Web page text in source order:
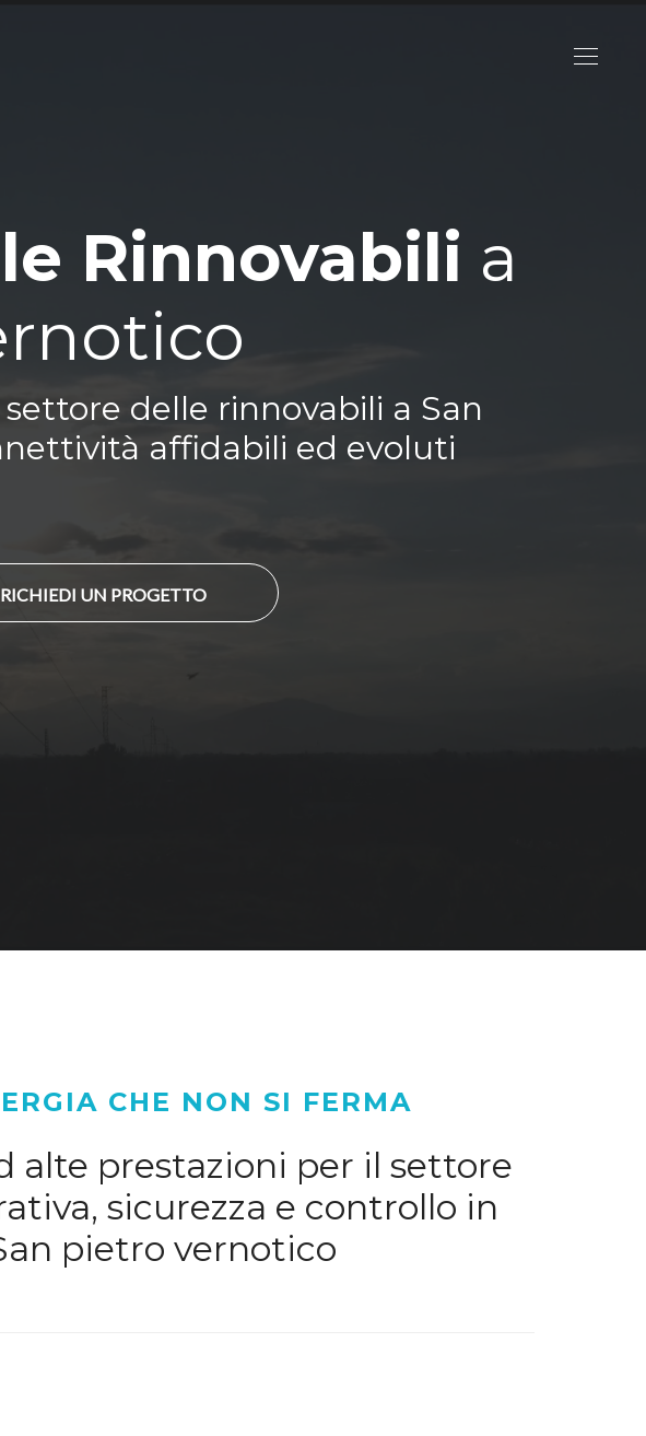
Rinnovabili a
delle rinnovabili a San
affidabili ed evoluti
RICHIEDI UN PROGETTO
CHE NON SI FERMA
alte prestazioni per il settore
sicurezza e controllo in
pietro vernotico